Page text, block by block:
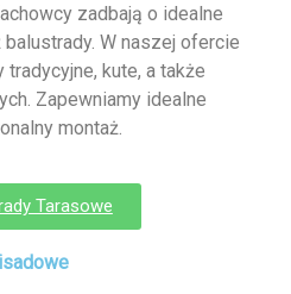
zadbają o idealne
W naszej ofercie
kute, a także
Zapewniamy idealne
montaż.
Tarasowe